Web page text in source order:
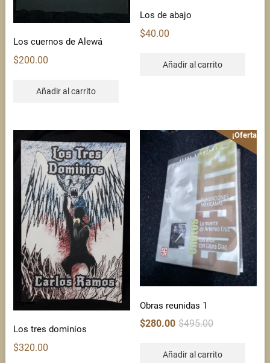
Los cuernos de Alewá
$200.00
Añadir al carrito
Los de abajo
$40.00
Añadir al carrito
Los tres dominios
$320.00
¡Oferta!
Obras reunidas 1
$495.00
$495.00.
$280.00
$280.00.
Añadir al carrito